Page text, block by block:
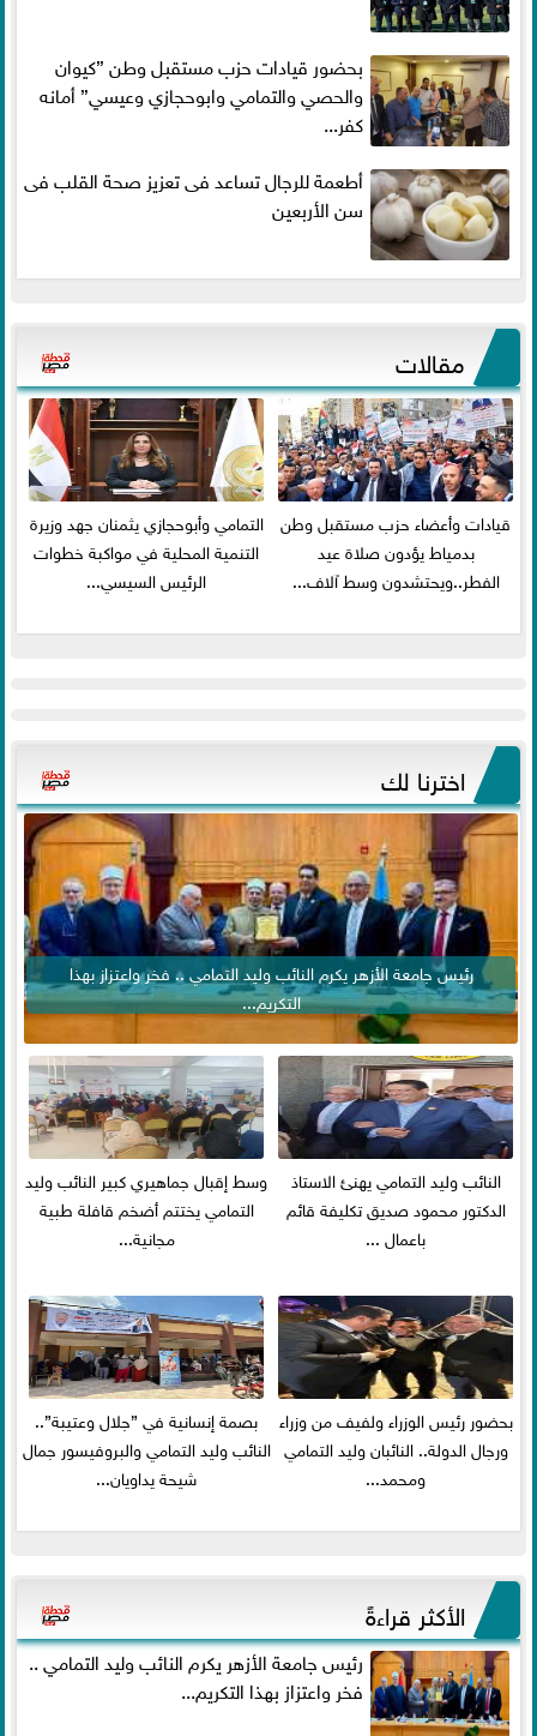
بحضور قيادات حزب مستقبل وطن ”كيوان
والحصي والتمامي وابوحجازي وعيسي” أمانه
كفر...
أطعمة للرجال تساعد فى تعزيز صحة القلب فى
سن الأربعين
مقالات
قيادات وأعضاء حزب مستقبل وطن
بدمياط يؤدون صلاة عيد
الفطر..ويحتشدون وسط آلاف...
التمامي وأبوحجازي يثمنان جهد وزيرة
التنمية المحلية في مواكبة خطوات
الرئيس السيسي...
اخترنا لك
رئيس جامعة الأزهر يكرم النائب وليد التمامي .. فخر واعتزاز بهذا
التكريم...
النائب وليد التمامي يهنئ الاستاذ
الدكتور محمود صديق تكليفة قائم
باعمال ...
وسط إقبال جماهيري كبير النائب وليد
التمامي يختتم أضخم قافلة طبية
مجانية...
بحضور رئيس الوزراء ولفيف من وزراء
ورجال الدولة.. النائبان وليد التمامي
ومحمد...
بصمة إنسانية في ”جلال وعتيبة”..
النائب وليد التمامي والبروفيسور جمال
شيحة يداويان...
الأكثر قراءةً
رئيس جامعة الأزهر يكرم النائب وليد التمامي ..
فخر واعتزاز بهذا التكريم...